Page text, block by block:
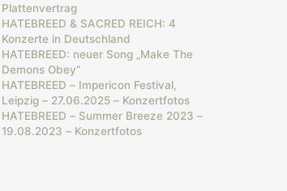
Plattenvertrag
HATEBREED & SACRED REICH: 4
Konzerte in Deutschland
HATEBREED: neuer Song „Make The
Demons Obey“
HATEBREED – Impericon Festival,
Leipzig – 27.06.2025 – Konzertfotos
HATEBREED – Summer Breeze 2023 –
19.08.2023 – Konzertfotos